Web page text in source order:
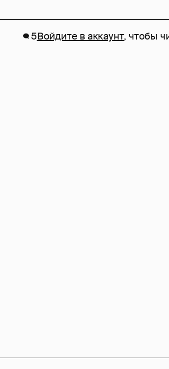
5Войдите в аккаунт, чтобы